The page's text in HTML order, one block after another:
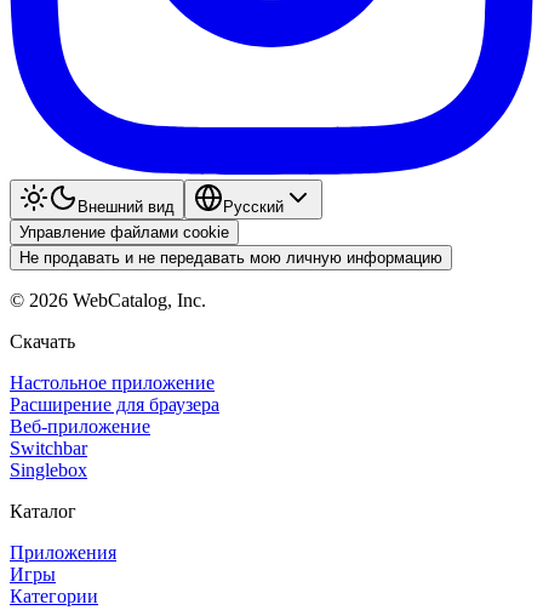
Внешний вид
Pyccкий
Управление файлами cookie
Не продавать и не передавать мою личную информацию
© 2026 WebCatalog, Inc.
Скачать
Настольное приложение
Расширение для браузера
Веб-приложение
Switchbar
Singlebox
Каталог
Приложения
Игры
Категории